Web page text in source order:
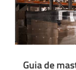
Guia de